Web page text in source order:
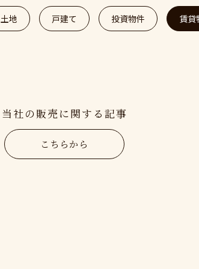
土地 戸建て 投資物件 賃貸
当社の販売に関する記事
こちらから